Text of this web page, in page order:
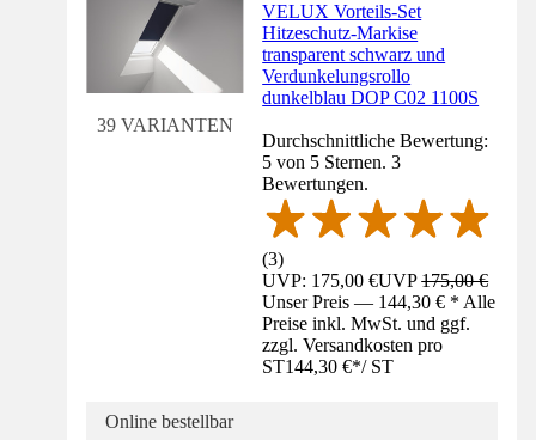
39 VARIANTEN
VELUX Vorteils-Set
Hitzeschutz-Markise
transparent schwarz und
Verdunkelungsrollo
dunkelblau DOP C02 1100S
Durchschnittliche Bewertung:
5 von 5 Sternen. 3
Bewertungen.
(3)
UVP: 175,00 €UVP175,00 €
Unser Preis — 144,30 € * Alle
Preise inkl. MwSt. und ggf.
zzgl. Versandkosten pro
ST144,30 €*/ ST
Online bestellbar